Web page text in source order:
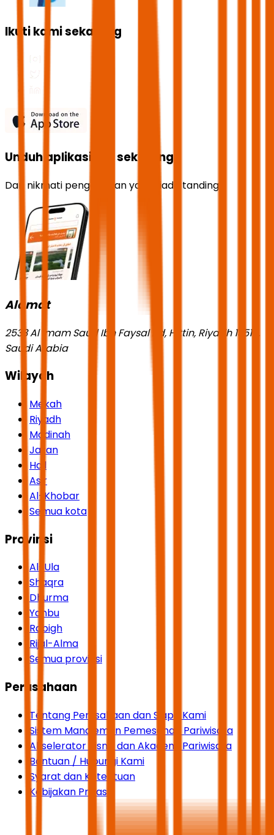
Ikuti kami sekarang
Unduh aplikasinya sekarang
Dan nikmati pengalaman yang tiada tanding!
Alamat
2533 Al Imam Saud Ibn Faysal Rd, Hittin, Riyadh 13518,
Saudi Arabia
Wilayah
Mekah
Riyadh
Madinah
Jazan
Hail
Asir
Al-Khobar
Semua kota
Provinsi
Al-Ula
Shaqra
Dhurma
Yanbu
Rabigh
Rijal-Alma
Semua provinsi
Perusahaan
Tentang Perusahaan dan Siapa Kami
Sistem Manajemen Pemesanan Pariwisata
Akselerator Bisnis dan Akademi Pariwisata
Bantuan / Hubungi Kami
Syarat dan Ketentuan
Kebijakan Privasi